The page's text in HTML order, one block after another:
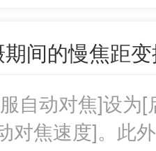
X90, EOS
Mark II, EOS
EOS R50,
5D Mark III,
90D, EOS
EOS Kiss
X9i, EOS
EF (III)（取
RF35mm F1.8
F1.2 L
间的慢焦距
自动对焦]设为
对焦速度]。此